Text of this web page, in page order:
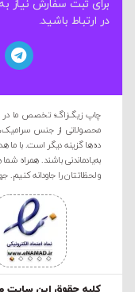
برای ثبت سفارش نیاز
در ارتباط باشید.
چاپ زیگ‌زاگ؛ تخصص ما در
محصولاتی از جنس
ده‌ها گزینه دیگر است. با
به‌یادماندنی باشند. همراه
و لحظاتتان را جاودانه